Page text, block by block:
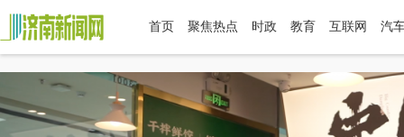
首页 聚焦热点 时政 教育 互联网 汽